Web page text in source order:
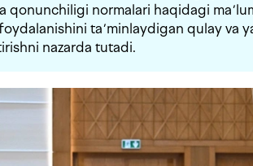
qonunchiligi normalari haqidagi
foydalanishini taʼminlaydigan qulay va
nazarda tutadi.